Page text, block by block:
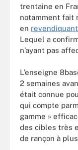
trentaine en
notamment fait
en
Lequel a
n’ayant pas
L’enseigne
2 semaines
était connue
qui compte
gamme »
des cibles très
de rançon à